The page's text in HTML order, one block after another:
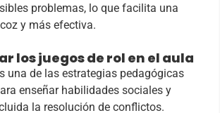
problemas, lo que facilita una
y más efectiva.
los juegos de rol en el aula
una de las estrategias pedagógicas
enseñar habilidades sociales y
la resolución de conflictos.